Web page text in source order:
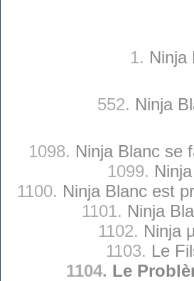
1. Ninja
552. Ninja
1098. Ninja Blanc se
1099.
1100. Ninja Blanc est
1101. Ninja
1102. Ninja
1103. Le
1104. Le